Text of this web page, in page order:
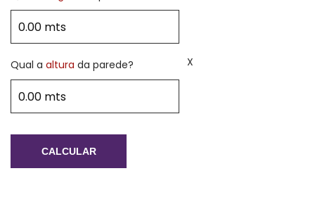
X
Qual a altura da parede?
CALCULAR